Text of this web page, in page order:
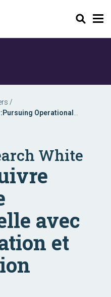
Chercher
/
Operational
White
avec
et